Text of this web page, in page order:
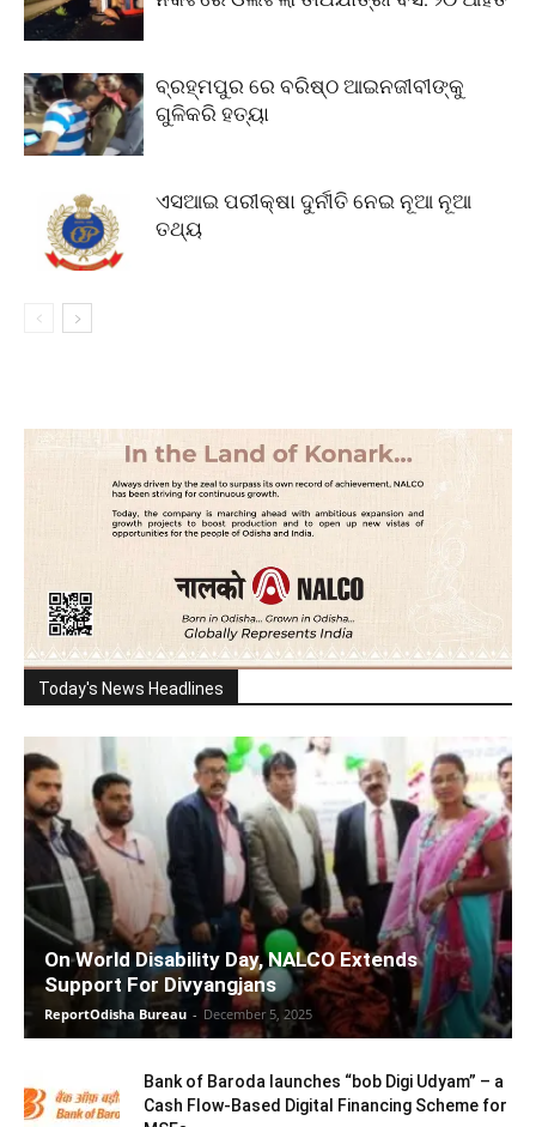
ବ୍ରହ୍ମପୁର ରେ ବରିଷ୍ଠ ଆଇନଜୀବୀଙ୍କୁ
ଗୁଳିକରି ହତ୍ୟା
ଏସଆଇ ପରୀକ୍ଷା ଦୁର୍ନୀତି ନେଇ ନୂଆ ନୂଆ
ତଥ୍ୟ
Today's News Headlines
On World Disability Day, NALCO Extends
Support For Divyangjans
ReportOdisha Bureau - December 5, 2025
Bank of Baroda launches “bob Digi Udyam” – a
Cash Flow-Based Digital Financing Scheme for